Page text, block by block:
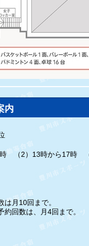
内
時 （2）13時から17時
は月10回まで。
約回数は、月4回まで。